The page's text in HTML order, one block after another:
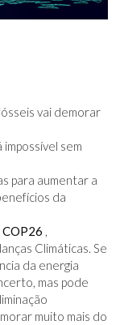
vai demorar
sem
para aumentar a
da
COP26 ,
Climáticas. Se
da energia
mas pode
muito mais do